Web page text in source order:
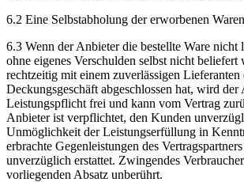
6.2 Eine Selbstabholung der erworbenen
6.3 Wenn der Anbieter die bestellte Ware
ohne eigenes Verschulden selbst nicht
rechtzeitig mit einem zuverlässigen Lieferanten
Deckungsgeschäft abgeschlossen hat, wird
Leistungspflicht frei und kann vom Vertrag
Anbieter ist verpflichtet, den Kunden
Unmöglichkeit der Leistungserfüllung in
erbrachte Gegenleistungen des
unverzüglich erstattet. Zwingendes
vorliegenden Absatz unberührt.